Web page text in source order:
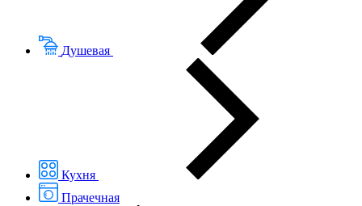
Душевая
Кухня
Прачечная